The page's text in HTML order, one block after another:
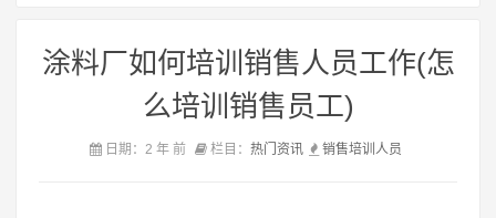
涂料厂如何培训销售人员工作(怎
么培训销售员工)
日期：2 年 前 栏目： 热门资讯 销售培训 人员